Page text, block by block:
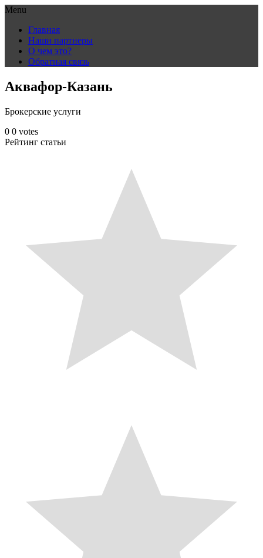
Menu
content
Главная
Наши партнеры
О чем это?
Обратная связь
Аквафор-Казань
Брокерские услуги
0 0 votes
Рейтинг статьи